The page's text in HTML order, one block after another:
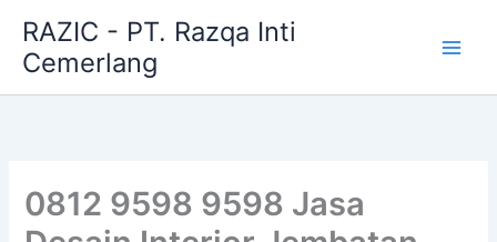
content
RAZIC - PT. Razqa Inti
Cemerlang
0812 9598 9598 Jasa